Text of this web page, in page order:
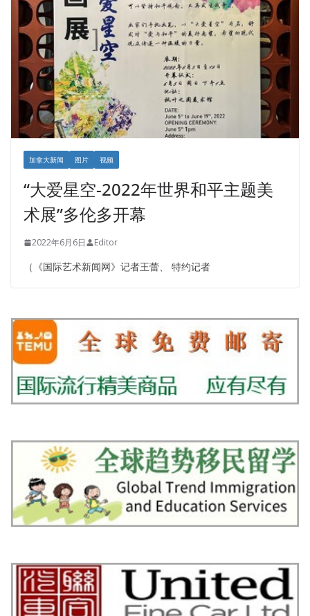
加拿大新闻 图片 视频
“大爱星空-2022年世界和平主题美
术展”多伦多开幕
2022年6月6日 Editor
（《国际艺术新闻网》记者王蕾、 特约记者